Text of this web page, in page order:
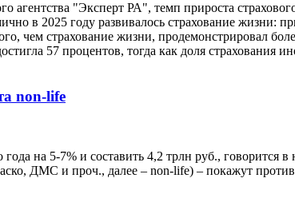
"Эксперт РА", темп прироста
в 2025 году развивалось страхование жизни:
чем страхование жизни, продемонстрировал
57 процентов, тогда как доля страхования
non-life
на 5-7% и составить 4,2 трлн руб., говорится
ДМС и проч., далее – non-life) – покажут